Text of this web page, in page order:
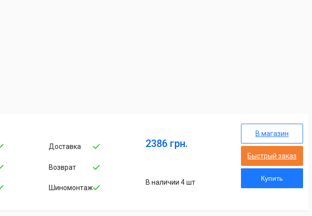
Доставка
Возврат
Шиномонтаж
2386 грн.
В наличии 4 шт
В магазин
Быстрый заказ
Купить